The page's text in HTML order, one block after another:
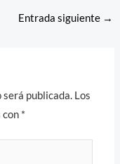
Entrada siguiente →
publicada. Los
con *